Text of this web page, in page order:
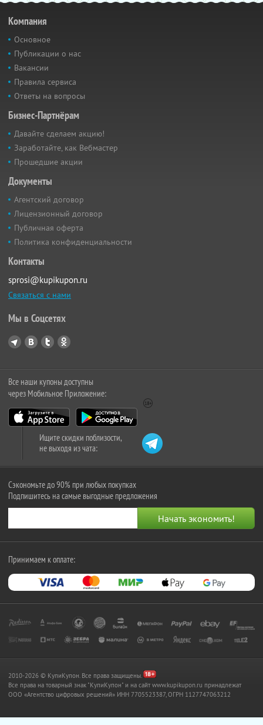
Компания
Основное
Публикации о нас
Вакансии
Правила сервиса
Ответы на вопросы
Бизнес-Партнёрам
Давайте сделаем акцию!
Заработайте, как Вебмастер
Прошедшие акции
Документы
Агентский договор
Лицензионный договор
Публичная оферта
Политика конфиденциальности
Контакты
sprosi@kupikupon.ru
Связаться с нами
Мы в Соцсетях
Все наши купоны доступны
через Мобильное Приложение:
Ищите скидки поблизости,
не выходя из чата:
Сэкономьте до 90% при любых покупках
Подпишитесь на самые выгодные предложения
Принимаем к оплате:
2010-2026 © КупиКупон. Все права защищены.
Все права на товарный знак "КупиКупон" и на сайт www.kupikupon.ru принадлежат
OOO «Агентство цифровых решений» ИНН 7705523387, ОГРН 1127747063212